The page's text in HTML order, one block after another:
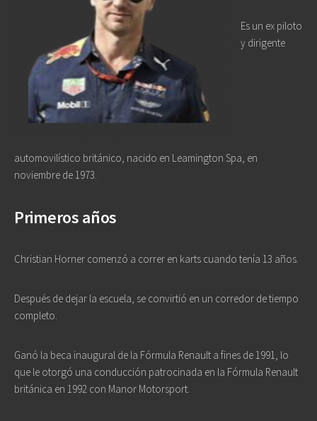
Es un ex piloto
y dirigente
automovilístico británico, nacido en Leamington Spa, en
noviembre de 1973.
Primeros años
Christian Horner comenzó a correr en karts cuando tenía 13 años.
Después de dejar la escuela, se convirtió en un corredor de tiempo
completo.
Ganó la beca inaugural de la Fórmula Renault a fines de 1991, lo
que le otorgó una conducción patrocinada en la Fórmula Renault
británica en 1992 con Manor Motorsport.